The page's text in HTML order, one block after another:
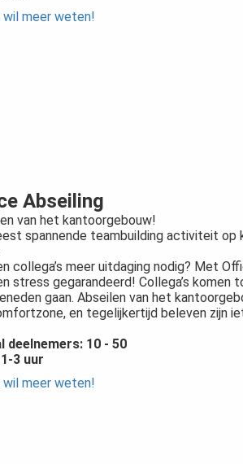
wil meer weten!
Abseiling
van het kantoorgebouw!
spannende teambuilding activiteit op
collega’s meer uitdaging nodig? Met
stress gegarandeerd! Collega’s
gaan. Abseilen van het
en tegelijkertijd beleven zijn
deelnemers: 10 - 50
3 uur
wil meer weten!